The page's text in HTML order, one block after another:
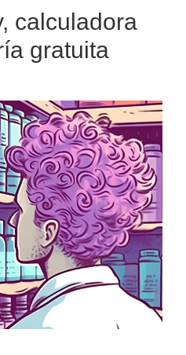
calculadora
gratuita